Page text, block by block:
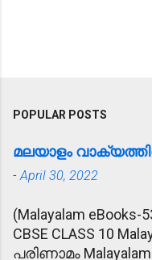
POPULAR POSTS
മലയാളം
-April 30, 2022
(Malayalam eBooks-
CBSE CLASS 10
പരിണാമം